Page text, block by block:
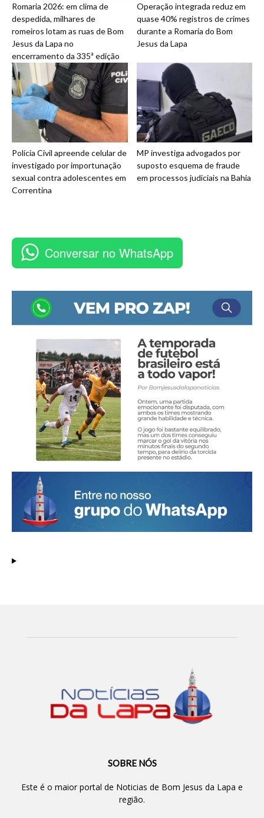
Romaria 2026: em clima de
despedida, milhares de
romeiros lotam as ruas de Bom
Jesus da Lapa no
encerramento da 335ª edição
Operação integrada reduz em
quase 40% registros de crimes
durante a Romaria do Bom
Jesus da Lapa
Polícia Civil apreende celular de
investigado por importunação
sexual contra adolescentes em
Correntina
MP investiga advogados por
suposto esquema de fraude
em processos judiciais na Bahia
Conversar no WhatsApp
SOBRE NÓS
Este é o maior portal de Noticias de Bom Jesus da Lapa e
região.